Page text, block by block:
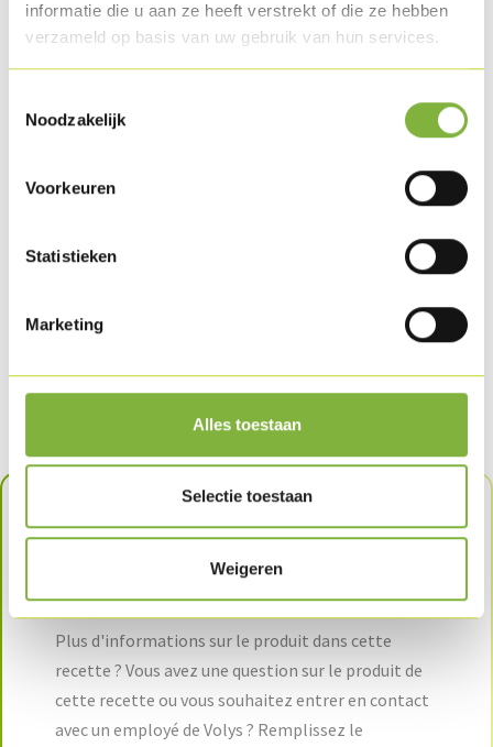
informatie die u aan ze heeft verstrekt of die ze hebben
verzameld op basis van uw gebruik van hun services.
Noodzakelijk
Voorkeuren
Statistieken
Marketing
Alles toestaan
Selectie toestaan
Weigeren
Télécharger la recette
Produit dans cette recette
En savoir plus sur le produit
dans cette recette?
Plus d'informations sur le produit dans cette
recette ? Vous avez une question sur le produit de
cette recette ou vous souhaitez entrer en contact
avec un employé de Volys ? Remplissez le